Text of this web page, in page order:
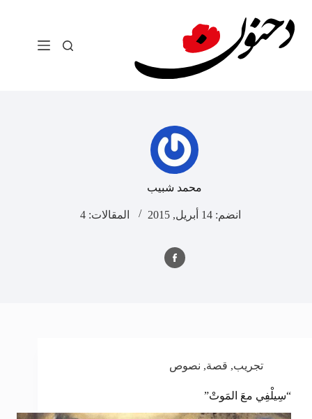
المحتوى
محمد شبيب
انضم: 14 أبريل, 2015 المقالات: 4
تجريب, قصة, نصوص
“سِيلْفِي معَ المَوتْ”